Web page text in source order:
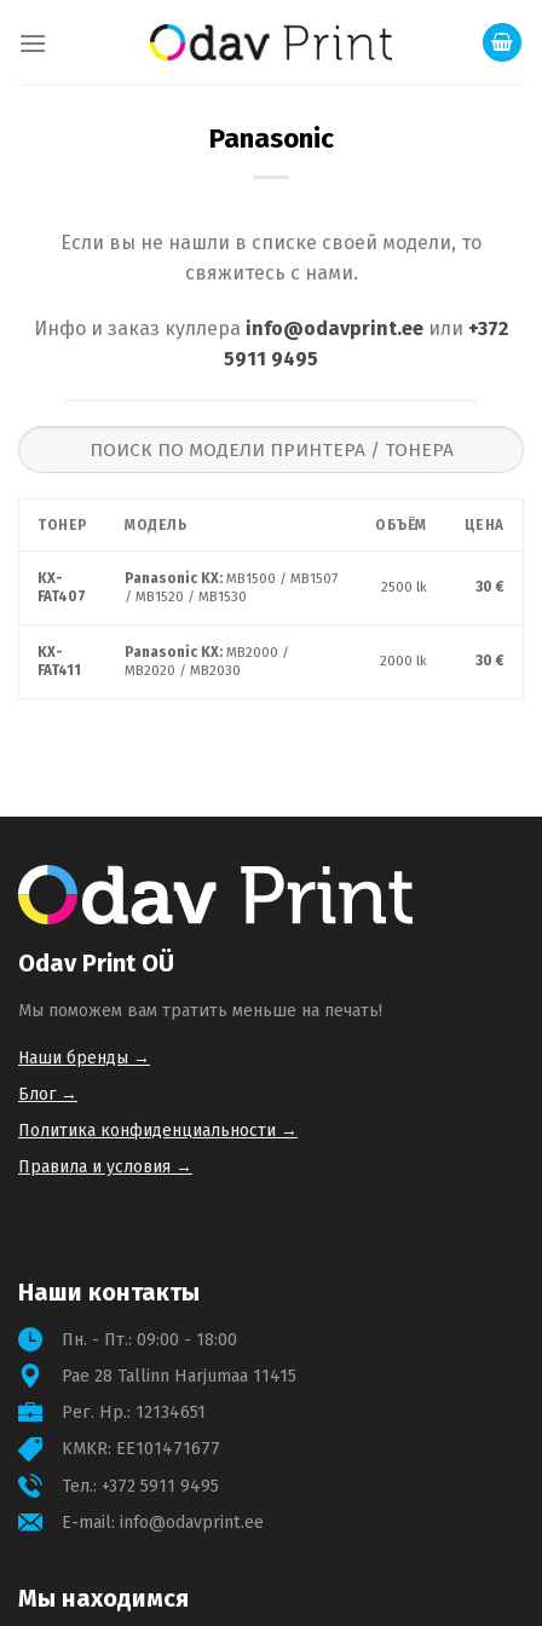
Panasonic
Если вы не нашли в списке своей модели, то
свяжитесь с нами.
Инфо и заказ куллера info@odavprint.ee или +372
5911 9495
ТОНЕР МОДЕЛЬ ОБЪЁМ ЦЕНА
KX-
FAT407
Panasonic KX: MB1500 / MB1507
/ MB1520 / MB1530
2500 lk 30 €
KX-
FAT411
Panasonic KX: MB2000 /
MB2020 / MB2030
2000 lk 30 €
Odav Print OÜ
Мы поможем вам тратить меньше на печать!
Наши бренды →
Блог →
Политика конфиденциальности →
Правила и условия →
Наши контакты
Пн. - Пт.: 09:00 - 18:00
Pae 28 Tallinn Harjumaa 11415
Рег. Нр.: 12134651
KMKR: EE101471677
Тел.: +372 5911 9495
E-mail: info@odavprint.ee
Мы находимся